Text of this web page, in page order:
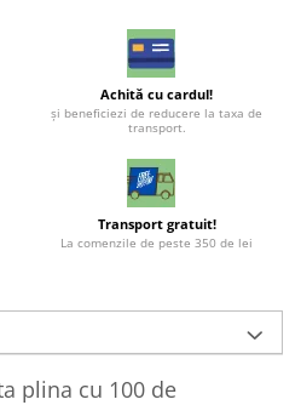
Achită cu cardul!
şi beneficiezi de reducere la taxa de
transport.
Transport gratuit!
La comenzile de peste 350 de lei
plina cu 100 de